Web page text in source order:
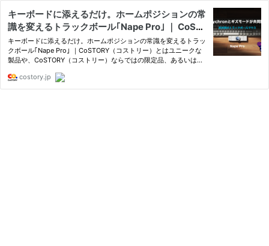
キーボードに添えるだけ。ホームポジションの常
識を変えるトラックボール｢Nape Pro｣ ｜ CoST
ORY
キーボードに添えるだけ。ホームポジションの常識を変えるトラッ
クボール｢Nape Pro｣ ｜CoSTORY（コストリー）とはユニークな
製品や、CoSTORY（コストリー）ならではの限定品、あるいはま
約・購入)できるサービスです。
costory.jp